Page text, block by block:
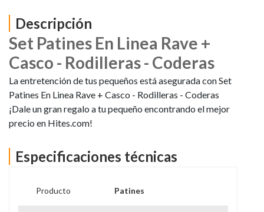
Descripción
Set Patines En Linea Rave +
Casco - Rodilleras - Coderas
La entretención de tus pequeños está asegurada con Set
Patines En Linea Rave + Casco - Rodilleras - Coderas
¡Dale un gran regalo a tu pequeño encontrando el mejor
precio en Hites.com!
Especificaciones técnicas
Producto Patines